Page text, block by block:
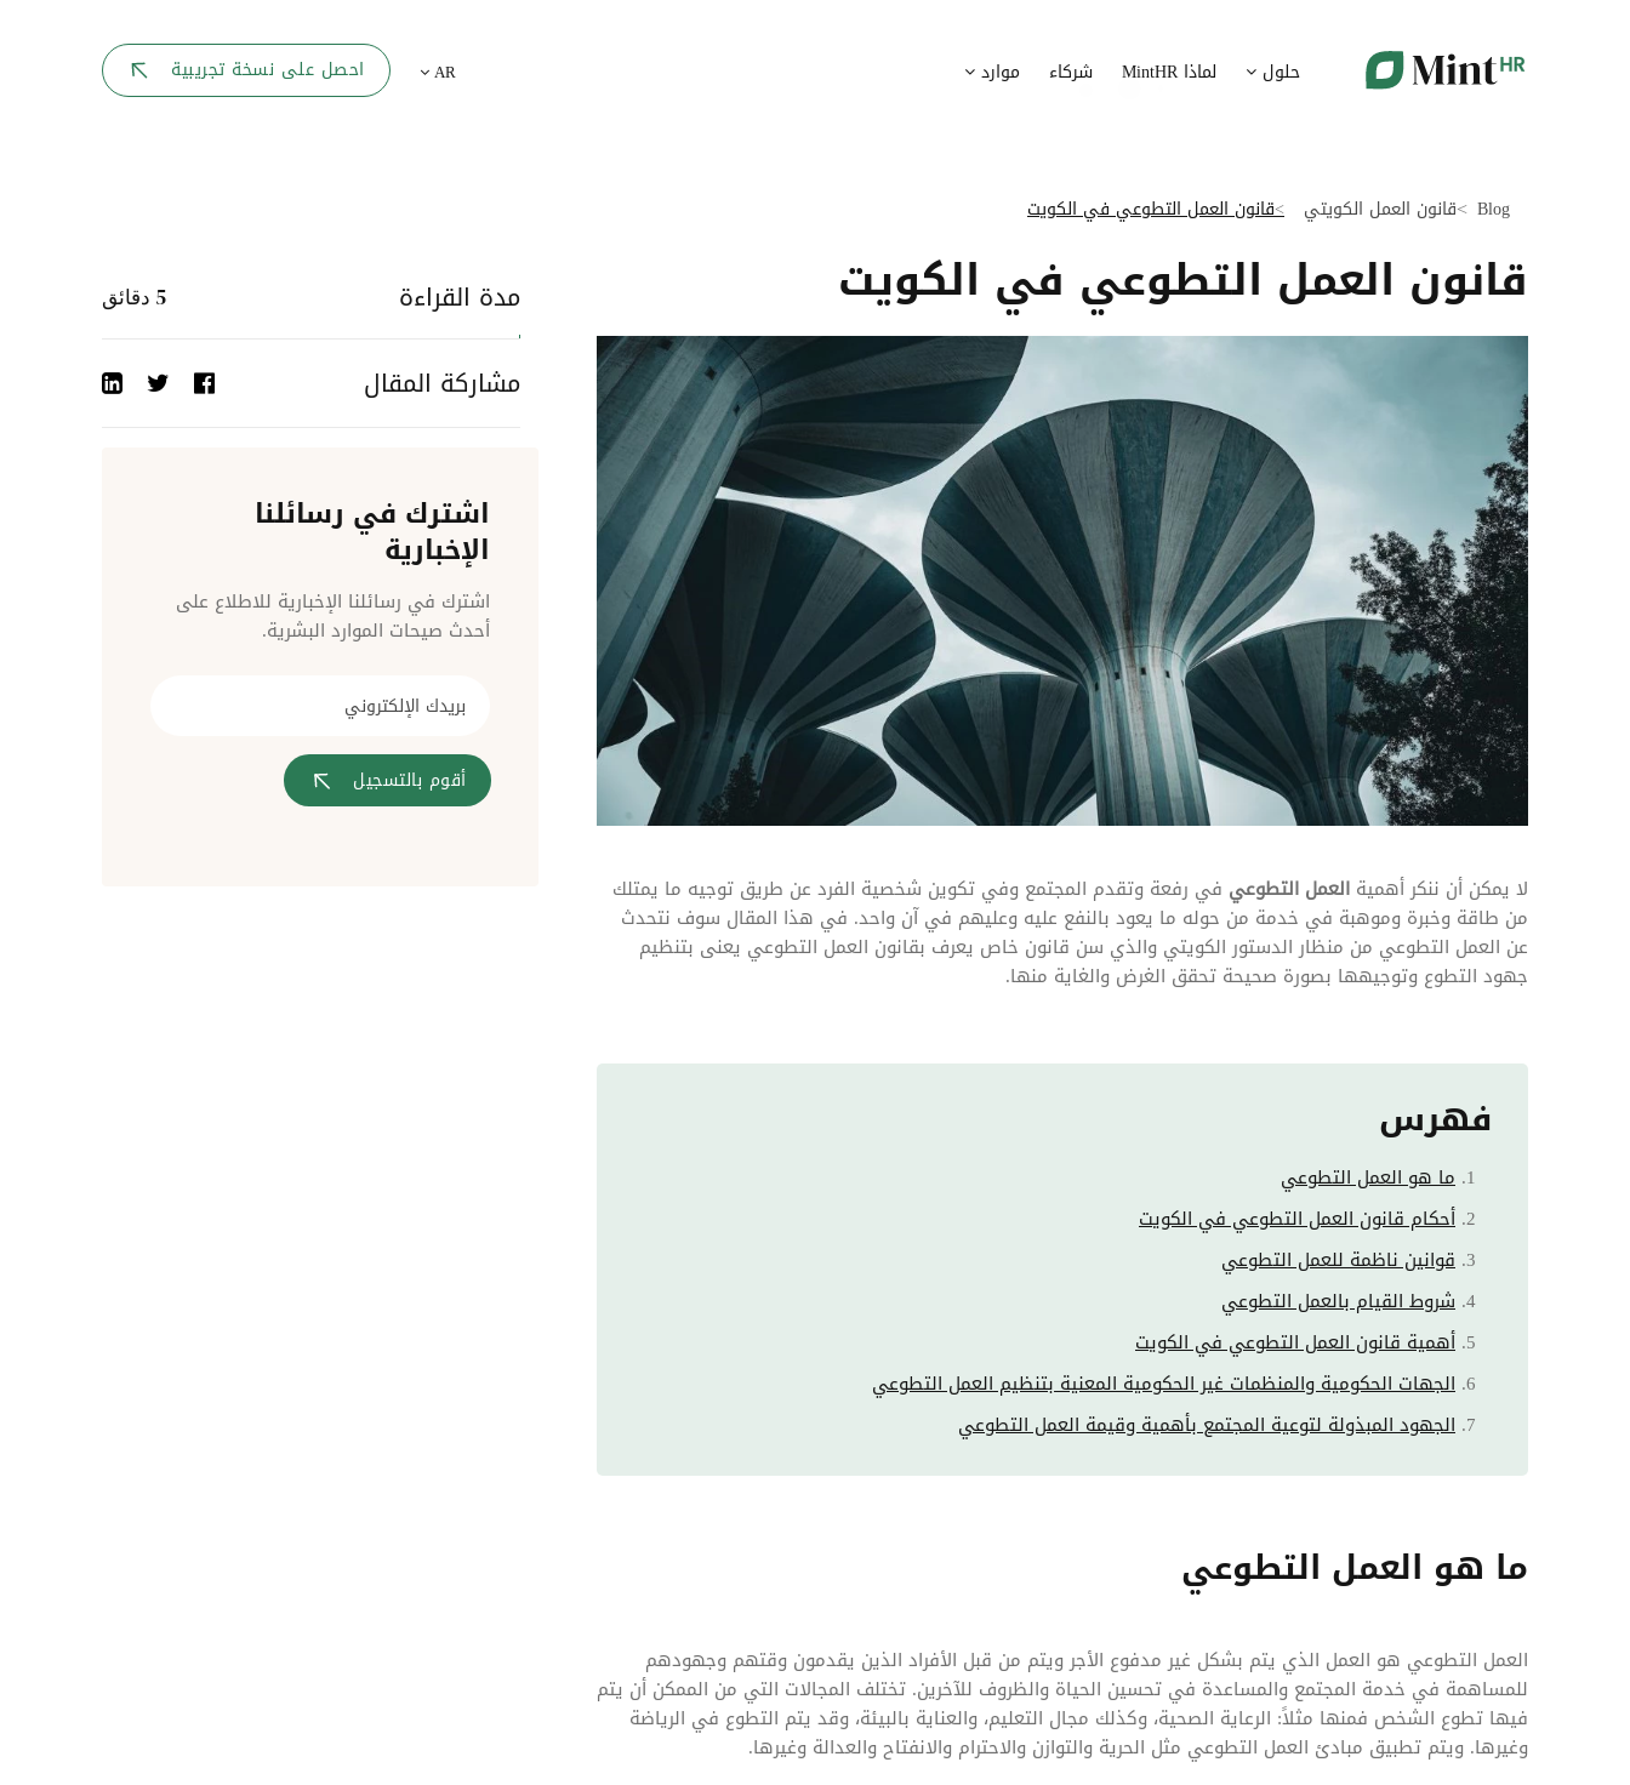
حلول لماذا MintHR شركاء موارد AR احصل على نسخة تجريبية
Blog قانون العمل الكويتي قانون العمل التطوعي في الكويت
قانون العمل التطوعي في الكويت
لا يمكن أن ننكر أهمية العمل التطوعي في رفعة وتقدم المجتمع وفي تكوين شخصية الفرد عن طريق توجيه ما يمتلك
من طاقة وخبرة وموهبة في خدمة من حوله ما يعود بالنفع عليه وعليهم في آن واحد. في هذا المقال سوف نتحدث
عن العمل التطوعي من منظار الدستور الكويتي والذي سن قانون خاص يعرف بقانون العمل التطوعي يعنى بتنظيم
جهود التطوع وتوجيهها بصورة صحيحة تحقق الغرض والغاية منها.
فهرس
ما هو العمل التطوعي
أحكام قانون العمل التطوعي في الكويت
قوانين ناظمة للعمل التطوعي
شروط القيام بالعمل التطوعي
أهمية قانون العمل التطوعي في الكويت
الجهات الحكومية والمنظمات غير الحكومية المعنية بتنظيم العمل التطوعي
الجهود المبذولة لتوعية المجتمع بأهمية وقيمة العمل التطوعي
ما هو العمل التطوعي
العمل التطوعي هو العمل الذي يتم بشكل غير مدفوع الأجر ويتم من قبل الأفراد الذين يقدمون وقتهم وجهودهم
للمساهمة في خدمة المجتمع والمساعدة في تحسين الحياة والظروف للآخرين. تختلف المجالات التي من الممكن أن يتم
فيها تطوع الشخص فمنها مثلاً: الرعاية الصحية، وكذلك مجال التعليم، والعناية بالبيئة، وقد يتم التطوع في الرياضة
وغيرها. ويتم تطبيق مبادئ العمل التطوعي مثل الحرية والتوازن والاحترام والانفتاح والعدالة وغيرها.
مدة القراءة 5 دقائق
مشاركة المقال
اشترك في رسائلنا
الإخبارية
اشترك في رسائلنا الإخبارية للاطلاع على
أحدث صيحات الموارد البشرية.
أقوم بالتسجيل
بيانات الموارد البشرية ممركزة في بوابة واحدة قم برقمنة عملية التوظيف الخاصة بك
قم بإدارة الوثائق الإدارية بشكل أوتوماتيكي ضمان متابعة أفضل لمسارات تدريب موظفيك
رقمنة إدارة تقارير النفقات
آراء الموظفين
جس نبض موظفيك
اعداد الرواتب بشكل أسهل
المهام وقوائم الاختيار
تحسين متابعة مهام وقوائم التحقق الخاصة
بالموارد البشرية
تتبع التأمين الصحي
قم بتتبع طلبات استرداد تكاليف الرعاية
مراقبة الدخول